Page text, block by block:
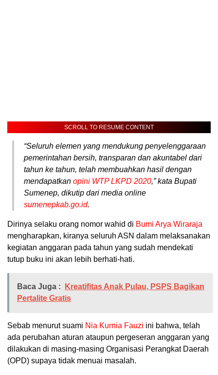
SCROLL TO RESUME CONTENT
“Seluruh elemen yang mendukung penyelenggaraan
pemerintahan bersih, transparan dan akuntabel dari
tahun ke tahun, telah membuahkan hasil dengan
mendapatkan opini WTP LKPD 2020,” kata Bupati
Sumenep, dikutip dari media online
sumenepkab.go.id.
Dirinya selaku orang nomor wahid di Bumi Arya Wiraraja
mengharapkan, kiranya seluruh ASN dalam melaksanakan
kegiatan anggaran pada tahun yang sudah mendekati
tutup buku ini akan lebih berhati-hati.
Baca Juga :
Kreatifitas Anak Pulau, PSPS Bagikan
Pertalite Gratis
Sebab menurut suami Nia Kurnia Fauzi ini bahwa, telah
ada perubahan aturan ataupun pergeseran anggaran yang
dilakukan di masing-masing Organisasi Perangkat Daerah
(OPD) supaya tidak menuai masalah.